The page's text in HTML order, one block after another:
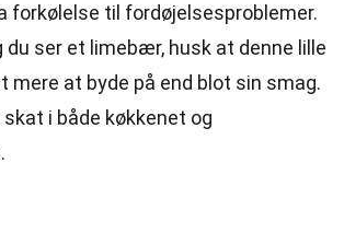
forkølelse til fordøjelsesproblemer.
ser et limebær, husk at denne lille
mere at byde på end blot sin smag.
skat i både køkkenet og